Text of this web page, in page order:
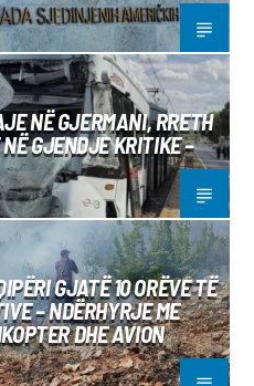
NË GJERMANI, RRETH
GJENDJE KRITIKE –
GJATË 10 ORËVE TË
– NDËRHYRJE ME
DHE AVION